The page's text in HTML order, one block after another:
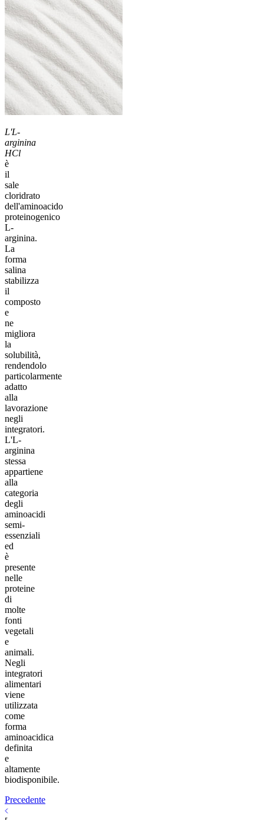
L'L-
arginina
HCl
è
il
sale
cloridrato
dell'aminoacido
proteinogenico
L-
arginina.
La
forma
salina
stabilizza
il
composto
e
ne
migliora
la
solubilità,
rendendolo
particolarmente
adatto
alla
lavorazione
negli
integratori.
L'L-
arginina
stessa
appartiene
alla
categoria
degli
aminoacidi
semi-
essenziali
ed
è
presente
nelle
proteine
di
molte
fonti
vegetali
e
animali.
Negli
integratori
alimentari
viene
utilizzata
come
forma
aminoacidica
definita
e
altamente
biodisponibile.
Precedente